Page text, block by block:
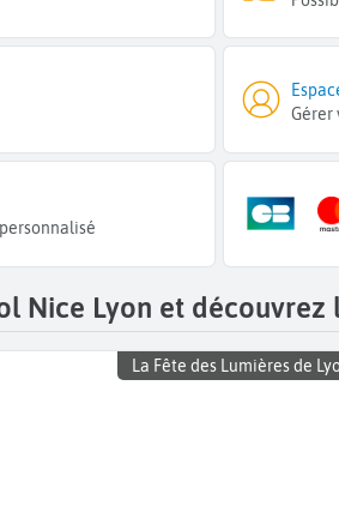
Gérer
Nice Lyon et découvrez
La Fête des Lumières de